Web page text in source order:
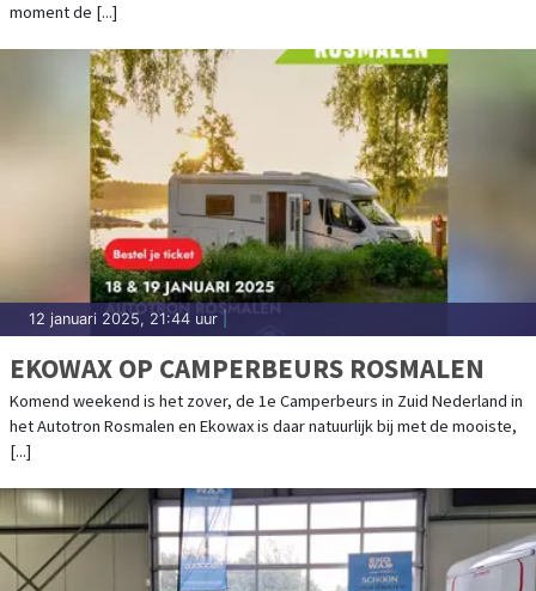
moment de [...]
12 januari 2025, 21:44 uur
EKOWAX OP CAMPERBEURS ROSMALEN
Komend weekend is het zover, de 1e Camperbeurs in Zuid Nederland in
het Autotron Rosmalen en Ekowax is daar natuurlijk bij met de mooiste,
[...]